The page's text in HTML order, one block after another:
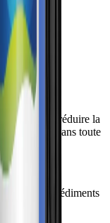
pour réduire la
sanitaires dans toute
contre les sédiments
d’utilisation